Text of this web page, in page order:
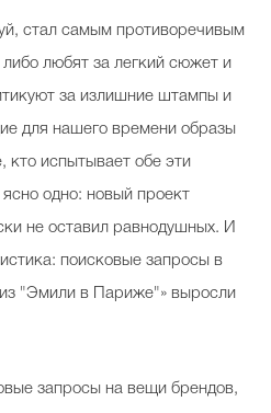
стал самым противоречивым
любят за легкий сюжет и
за излишние штампы и
для нашего времени образы
кто испытывает обе эти
одно: новый проект
не оставил равнодушных. И
поисковые запросы в
"Эмили в Париже"» выросли
запросы на вещи брендов,